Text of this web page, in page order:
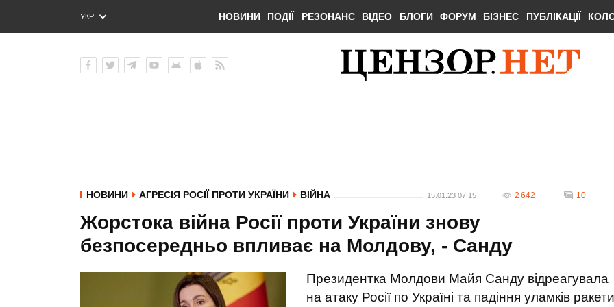
УКР
ENG
НОВИНИ ПОДІЇ РЕЗОНАНС ВІДЕО БЛОГИ ФОРУМ БІЗНЕС ПУБЛІКАЦІЇ
НОВИНИ АГРЕСІЯ РОСІЇ ПРОТИ УКРАЇНИ ВІЙНА 15.01.23 07:15 2 642 10
Жорстока війна Росії проти України знову
безпосередньо впливає на Молдову, - Санду
Президентка Молдови Майя Санду відреагувала
на атаку Росії по Україні та падіння уламків ракети